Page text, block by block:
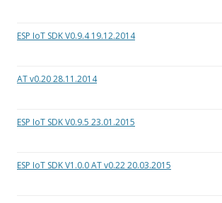
ESP IoT SDK V0.9.4 19.12.2014
AT v0.20 28.11.2014
ESP IoT SDK V0.9.5 23.01.2015
ESP IoT SDK V1.0.0 AT v0.22 20.03.2015